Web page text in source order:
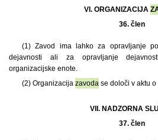
VI. ORGANIZACIJA
36. člen
(1) Zavod ima lahko za opravljanje
dejavnosti ali za opravljanje
organizacijske enote.
(2) Organizacija zavodase določi v aktu o
VII. NADZORNA
37. člen